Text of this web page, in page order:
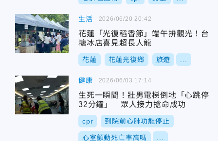
生活
花蓮「光復稻香節」端午拚觀光！台
糖冰店喜見超長人龍
花蓮 花蓮光復鄉 旅遊
2026/06/20 20:42
健康
生死一瞬間！壯男電梯倒地「心跳停
32分鐘」 眾人接力搶命成功
cpr 到院前心肺功能停止
心室顫動死亡率高嗎
2026/06/03 17:14